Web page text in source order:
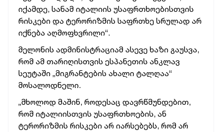
იქამდე, სანამ იტალიის უსაფრთხოებისთვის
რისკები და ტერორიზმის საფრთხე სრულად არ
იქნება აღმოფხვრილი“.
მელონის ადმინისტრაციამ ასევე ხაზი გაუსვა,
რომ ამ თარიღისთვის ესპანეთის ანკლავ
სეუტაში „მიგრანტების ახალი ტალღაა“
მოსალოდნელი.
„მხოლოდ მაშინ, როდესაც დავრწმუნდებით,
რომ იტალიისთვის უსაფრთხოების, ან
ტერორიზმის რისკები არ იარსებებს, რომ არ